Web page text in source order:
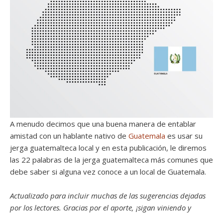
A menudo decimos que una buena manera de entablar
amistad con un hablante nativo de Guatemala es usar su
jerga guatemalteca local y en esta publicación, le diremos
las 22 palabras de la jerga guatemalteca más comunes que
debe saber si alguna vez conoce a un local de Guatemala.
Actualizado para incluir muchas de las sugerencias dejadas
por los lectores. Gracias por el aporte, ¡sigan viniendo y